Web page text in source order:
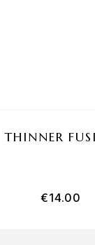
THINNER
€14.00